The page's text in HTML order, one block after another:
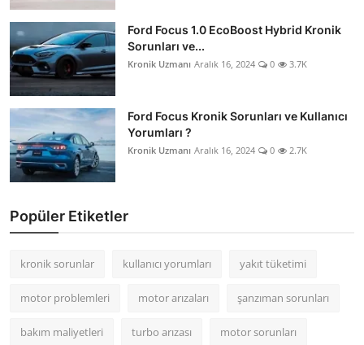
Ford Focus 1.0 EcoBoost Hybrid Kronik
Sorunları ve...
Kronik Uzmanı Aralık 16, 2024 0 3.7K
Ford Focus Kronik Sorunları ve Kullanıcı
Yorumları ?
Kronik Uzmanı Aralık 16, 2024 0 2.7K
Popüler Etiketler
kronik sorunlar kullanıcı yorumları yakıt tüketimi
motor problemleri motor arızaları şanzıman sorunları
bakım maliyetleri turbo arızası motor sorunları